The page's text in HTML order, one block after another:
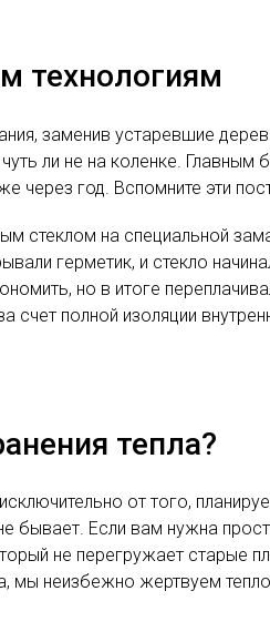
технологиям
заменив устаревшие
ли не на коленке. Главным
год. Вспомните эти
на специальной
герметик, и стекло
но в итоге
полной изоляции
тепла?
от того,
Если вам нужна
не перегружает старые
неизбежно жертвуем